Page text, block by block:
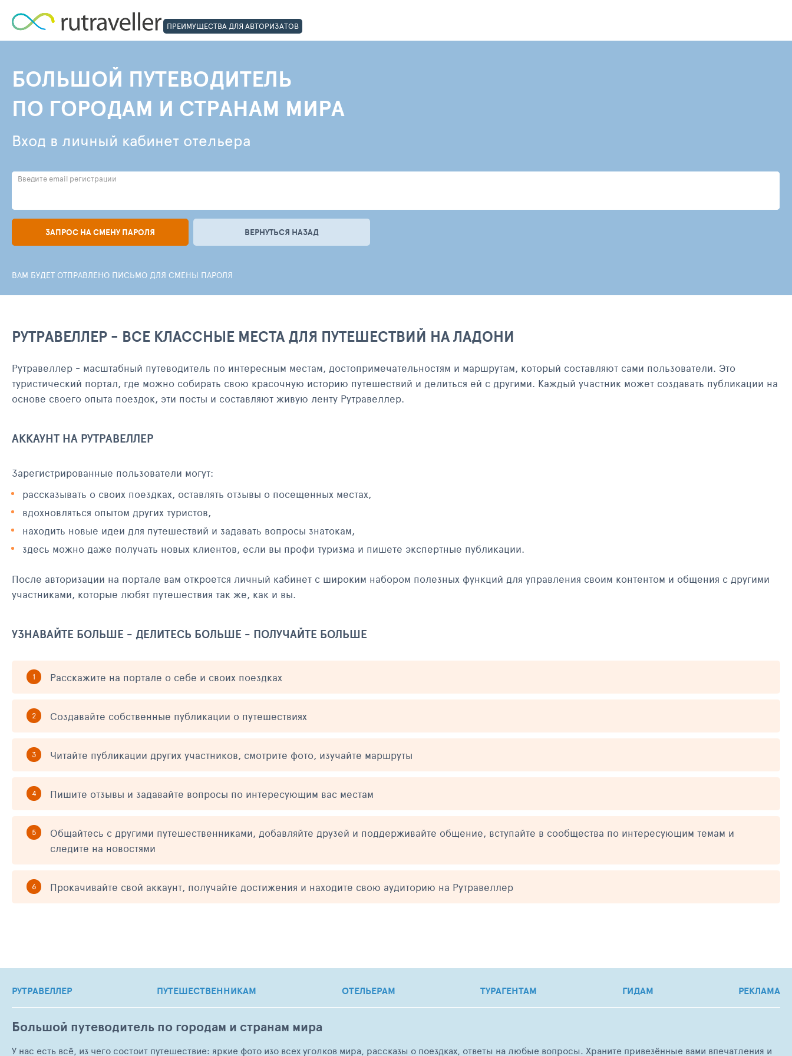
ПРЕИМУЩЕСТВА ДЛЯ АВТОРИЗАТОВ
БОЛЬШОЙ ПУТЕВОДИТЕЛЬ
ПО ГОРОДАМ И СТРАНАМ МИРА
Вход в личный кабинет отельера
Введите email регистрации
ЗАПРОС НА СМЕНУ ПАРОЛЯ ВЕРНУТЬСЯ НАЗАД
ВАМ БУДЕТ ОТПРАВЛЕНО ПИСЬМО ДЛЯ СМЕНЫ ПАРОЛЯ
РУТРАВЕЛЛЕР - ВСЕ КЛАССНЫЕ МЕСТА ДЛЯ ПУТЕШЕСТВИЙ НА ЛАДОНИ
Рутравеллер - масштабный путеводитель по интересным местам, достопримечательностям и маршрутам, который составляют сами пользователи. Это
туристический портал, где можно собирать свою красочную историю путешествий и делиться ей с другими. Каждый участник может создавать публикации на
основе своего опыта поездок, эти посты и составляют живую ленту Рутравеллер.
АККАУНТ НА РУТРАВЕЛЛЕР
Зарегистрированные пользователи могут:
рассказывать о своих поездках, оставлять отзывы о посещенных местах,
вдохновляться опытом других туристов,
находить новые идеи для путешествий и задавать вопросы знатокам,
здесь можно даже получать новых клиентов, если вы профи туризма и пишете экспертные публикации.
После авторизации на портале вам откроется личный кабинет с широким набором полезных функций для управления своим контентом и общения с другими
участниками, которые любят путешествия так же, как и вы.
УЗНАВАЙТЕ БОЛЬШЕ - ДЕЛИТЕСЬ БОЛЬШЕ - ПОЛУЧАЙТЕ БОЛЬШЕ
Расскажите на портале о себе и своих поездках
Создавайте собственные публикации о путешествиях
Читайте публикации других участников, смотрите фото, изучайте маршруты
Пишите отзывы и задавайте вопросы по интересующим вас местам
Общайтесь с другими путешественниками, добавляйте друзей и поддерживайте общение, вступайте в сообщества по интересующим темам и
следите на новостями
Прокачивайте свой аккаунт, получайте достижения и находите свою аудиторию на Рутравеллер
РУТРАВЕЛЛЕР ПУТЕШЕСТВЕННИКАМ ОТЕЛЬЕРАМ ТУРАГЕНТАМ ГИДАМ РЕКЛАМА
Большой путеводитель по городам и странам мира
У нас есть всё, из чего состоит путешествие: яркие фото изо всех уголков мира, рассказы о поездках, ответы на любые вопросы. Храните привезённые вами впечатления и